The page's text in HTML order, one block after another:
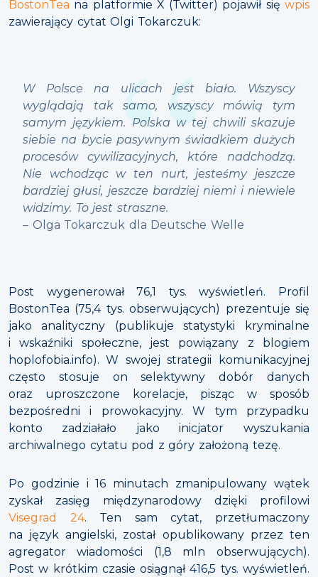
BostonTea na platformie X (Twitter) pojawił się wpis
zawierający cytat Olgi Tokarczuk:
W Polsce na ulicach jest biało. Wszyscy
wyglądają tak samo, wszyscy mówią tym
samym językiem. Polska w tej chwili skazuje
siebie na bycie pasywnym świadkiem dużych
procesów cywilizacyjnych, które nadchodzą.
Nie wchodząc w ten nurt, jesteśmy jeszcze
bardziej głusi, jeszcze bardziej niemi i niewiele
widzimy. To jest straszne.
– Olga Tokarczuk dla Deutsche Welle
Post wygenerował 76,1 tys. wyświetleń. Profil
BostonTea (75,4 tys. obserwujących) prezentuje się
jako analityczny (publikuje statystyki kryminalne
i wskaźniki społeczne, jest powiązany z blogiem
hoplofobia.info). W swojej strategii komunikacyjnej
często stosuje on selektywny dobór danych
oraz uproszczone korelacje, pisząc w sposób
bezpośredni i prowokacyjny. W tym przypadku
konto zadziałało jako inicjator wyszukania
archiwalnego cytatu pod z góry założoną tezę.
Po godzinie i 16 minutach zmanipulowany wątek
zyskał zasięg międzynarodowy dzięki profilowi
Visegrad 24. Ten sam cytat, przetłumaczony
na język angielski, został opublikowany przez ten
agregator wiadomości (1,8 mln obserwujących).
Post w krótkim czasie osiągnął 416,5 tys. wyświetleń.